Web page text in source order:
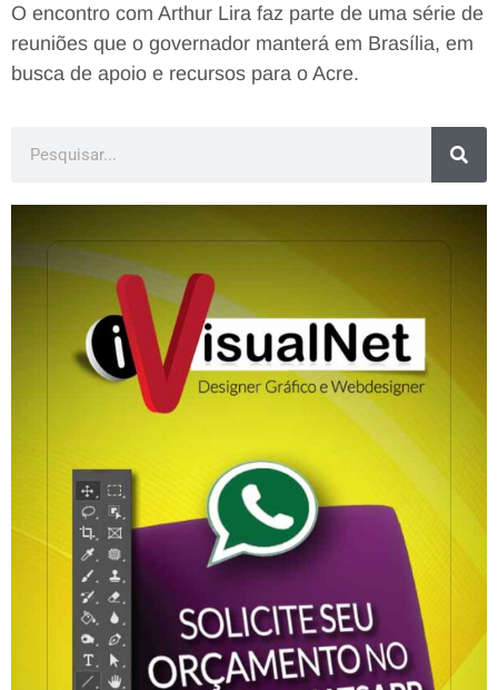
O encontro com Arthur Lira faz parte de uma série de
reuniões que o governador manterá em Brasília, em
busca de apoio e recursos para o Acre.